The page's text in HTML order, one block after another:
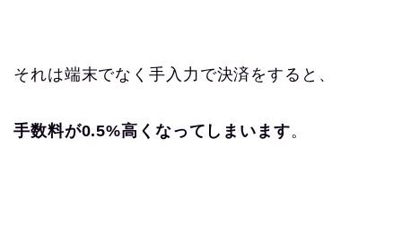
それは端末でなく手入力で決済をすると、
手数料が0.5%高くなってしまいます。